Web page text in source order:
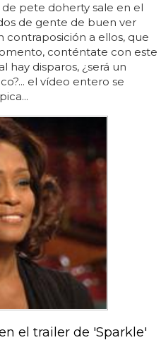
de pete doherty sale en el
de gente de buen ver
contraposición a ellos, que
conténtate con este
hay disparos, ¿será un
el vídeo entero se
el trailer de 'Sparkle'